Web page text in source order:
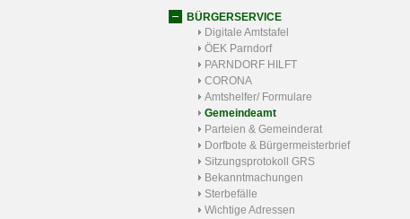
BÜRGERSERVICE
Digitale Amtstafel
ÖEK Parndorf
PARNDORF HILFT
CORONA
Amtshelfer/ Formulare
Gemeindeamt
Parteien & Gemeinderat
Dorfbote & Bürgermeisterbrief
Sitzungsprotokoll GRS
Bekanntmachungen
Sterbefälle
Wichtige Adressen